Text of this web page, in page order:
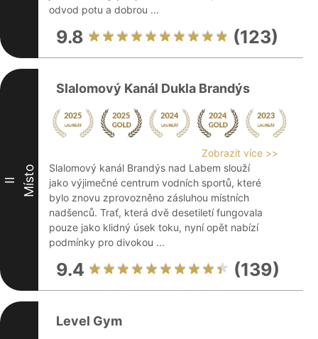
odvod potu a dobrou ...
9.8 (123)
II Místo
Slalomový Kanál Dukla Brandýs
Zobrazit více >>
Slalomový kanál Brandýs nad Labem slouží
jako výjimečné centrum vodních sportů, které
bylo znovu zprovozněno zásluhou místních
nadšenců. Trať, která dvě desetiletí fungovala
pouze jako klidný úsek toku, nyní opět nabízí
podmínky pro divokou ...
9.4 (139)
Level Gym